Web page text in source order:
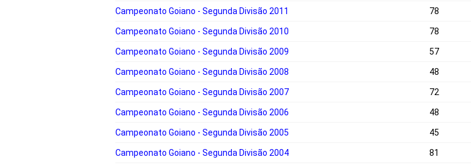
Campeonato Goiano - Segunda Divisão 2011 78
Campeonato Goiano - Segunda Divisão 2010 78
Campeonato Goiano - Segunda Divisão 2009 57
Campeonato Goiano - Segunda Divisão 2008 48
Campeonato Goiano - Segunda Divisão 2007 72
Campeonato Goiano - Segunda Divisão 2006 48
Campeonato Goiano - Segunda Divisão 2005 45
Campeonato Goiano - Segunda Divisão 2004 81